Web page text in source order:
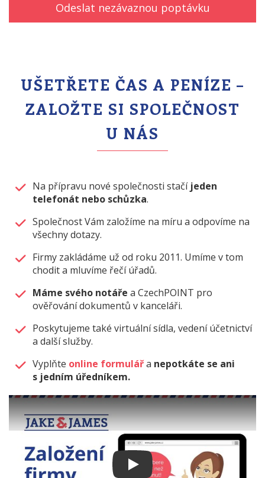
Odeslat nezávaznou poptávku
UŠETŘETE ČAS A PENÍZE –
ZALOŽTE SI SPOLEČNOST
U NÁS
Na přípravu nové společnosti stačí jeden
telefonát nebo schůzka.
Společnost Vám založíme na míru a odpovíme na
všechny dotazy.
Firmy zakládáme už od roku 2011. Umíme v tom
chodit a mluvíme řečí úřadů.
Máme svého notáře a CzechPOINT pro
ověřování dokumentů v kanceláři.
Poskytujeme také virtuální sídla, vedení účetnictví
a další služby.
Vyplňte online formulářa nepotkáte se ani
s jedním úředníkem.
Play: Založení firmy na dálku